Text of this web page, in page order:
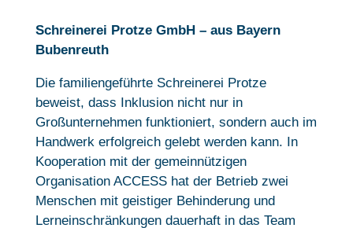
Schreinerei Protze GmbH – aus Bayern
Bubenreuth
Die familiengeführte Schreinerei Protze
beweist, dass Inklusion nicht nur in
Großunternehmen funktioniert, sondern auch im
Handwerk erfolgreich gelebt werden kann. In
Kooperation mit der gemeinnützigen
Organisation ACCESS hat der Betrieb zwei
Menschen mit geistiger Behinderung und
Lerneinschränkungen dauerhaft in das Team